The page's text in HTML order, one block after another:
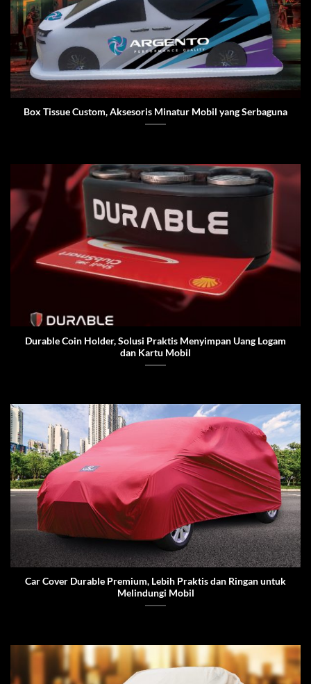
Box Tissue Custom, Aksesoris Minatur Mobil yang Serbaguna
Durable Coin Holder, Solusi Praktis Menyimpan Uang Logam
dan Kartu Mobil
Car Cover Durable Premium, Lebih Praktis dan Ringan untuk
Melindungi Mobil